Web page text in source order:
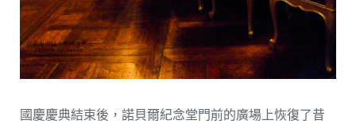
國慶慶典結束後，諾貝爾紀念堂門前的廣場上恢復了昔